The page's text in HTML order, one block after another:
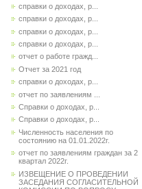
справки о доходах, р...
справки о доходах, р...
справки о доходах, р...
справки о доходах, р...
отчет о работе гражд...
Отчет за 2021 год
справки о доходах, р...
отчет по заявлениям ...
Справки о доходах, р...
Справки о доходах, р...
Численность населения по
состоянию на 01.01.2022г.
отчет по заявлениям граждан за 2
квартал 2022г.
ИЗВЕЩЕНИЕ О ПРОВЕДЕНИИ
ЗАСЕДАНИЯ СОГЛАСИТЕЛЬНОЙ